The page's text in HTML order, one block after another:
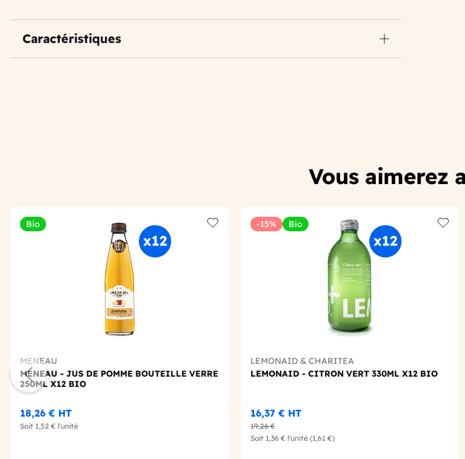
Caractéristiques
Vous aimerez
Bio
Add to wishlist
MENEAU
MENEAU - JUS DE POMME BOUTEILLE VERRE
250ML X12 BIO
18,26 € HT
Soit 1,52 € l'unité
-15% Bio
Add
LEMONAID & CHARITEA
LEMONAID - CITRON VERT 330ML X12 BIO
16,37 € HT
19,26 €
Soit 1,36 € l'unité (1,61 €)